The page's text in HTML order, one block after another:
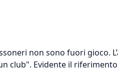
non sono fuori gioco.
club". Evidente il riferimento